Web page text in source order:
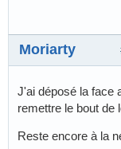
Moriarty
J'ai déposé la face
remettre le bout de
Reste encore à la